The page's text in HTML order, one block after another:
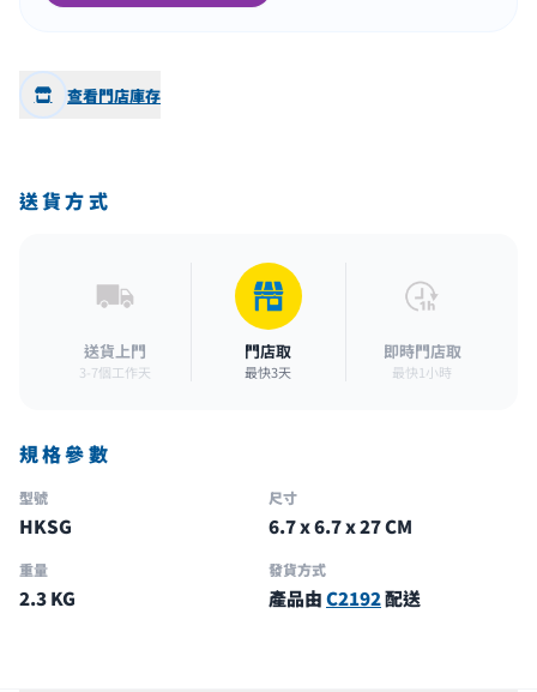
查看門店庫存
送貨方式
送貨上門
3-7個工作天
門店取
最快3天
即時門店取
最快1小時
規格參數
型號
HKSG
尺寸
6.7 x 6.7 x 27 CM
重量
2.3 KG
發貨方式
產品由C2192配送